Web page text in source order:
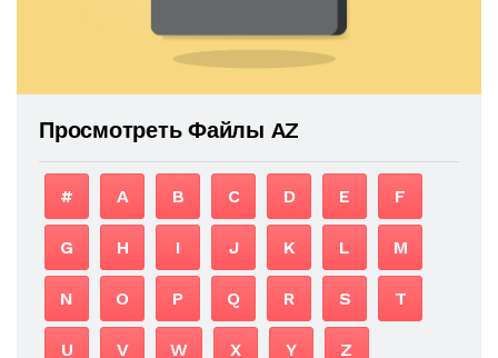
Просмотреть Файлы AZ
# A B C D E F
G H I J K L M
N O P Q R S T
U V W X Y Z